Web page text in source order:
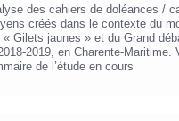
des cahiers de doléances /
créés dans le contexte du
« Gilets jaunes » et du Grand
2019, en Charente-Maritime.
de l’étude en cours